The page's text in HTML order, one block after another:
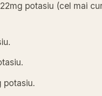
potasiu (cel mai
potasiu.